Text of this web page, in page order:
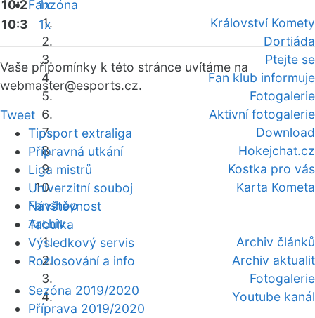
Fanzóna
Království Komety
Dortiáda
Ptejte se
Fan klub informuje
Fotogalerie
Aktivní fotogalerie
Download
Hokejchat.cz
Kostka pro vás
Karta Kometa
Fanshop
Archiv
Archiv článků
Archiv aktualit
Fotogalerie
Youtube kanál
10:2
1x
10:3
1x
Vaše připomínky k této stránce uvítáme na
webmaster@esports.cz.
Tweet
Tipsport extraliga
Přípravná utkání
Liga mistrů
Univerzitní souboj
Návštěvnost
Tabulka
Výsledkový servis
Rozlosování a info
Sezóna 2019/2020
Příprava 2019/2020